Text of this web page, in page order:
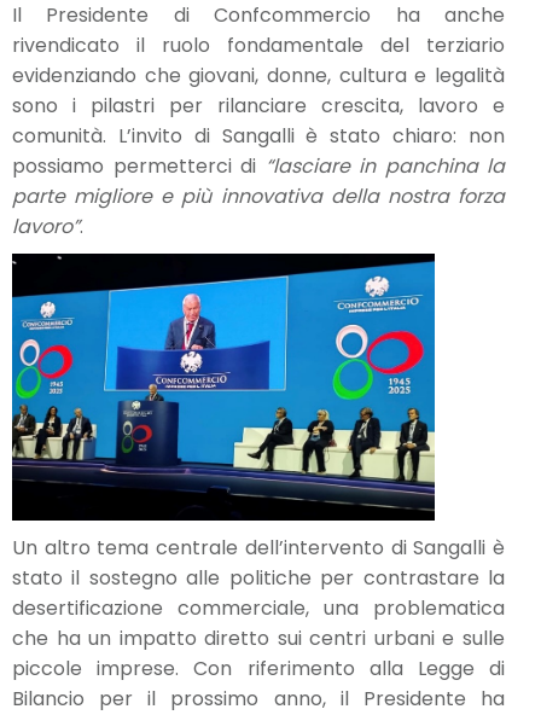
Il Presidente di Confcommercio ha anche
rivendicato il ruolo fondamentale del terziario
evidenziando che giovani, donne, cultura e legalità
sono i pilastri per rilanciare crescita, lavoro e
comunità. L’invito di Sangalli è stato chiaro: non
possiamo permetterci di “lasciare in panchina la
parte migliore e più innovativa della nostra forza
lavoro”.
Un altro tema centrale dell’intervento di Sangalli è
stato il sostegno alle politiche per contrastare la
desertificazione commerciale, una problematica
che ha un impatto diretto sui centri urbani e sulle
piccole imprese. Con riferimento alla Legge di
Bilancio per il prossimo anno, il Presidente ha